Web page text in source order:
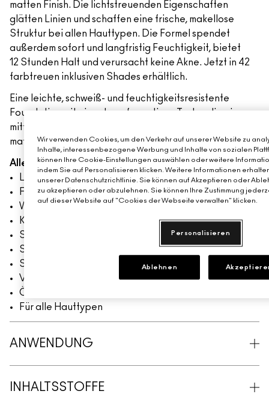
matten Finish. Die lichtstreuenden Eigenschaften
glätten Linien und schaffen eine frische, makellose
Struktur bei allen Hauttypen. Die Formel spendet
außerdem sofort und langfristig Feuchtigkeit, bietet
12 Stunden Halt und verursacht keine Akne. Jetzt in 42
farbtreuen inklusiven Shades erhältlich.
Eine leichte, schweiß- und feuchtigkeitsresistente
Foundation mit einer transformativen Textur, die eine
mittlere, aufbaubare Deckkraft und ein natürliches,
mattes Finish bietet.
Alle Vorteile
Langanhaltend, 12 Stunden
Farbecht, 12 Stunden
Wird nicht cakey
Kein Verblassen
Schweiß- und feuchtigkeitsbeständig
Setzt sich nicht ab
Spendet sofort und langanhaltend Feuchtigkeit.
Verursacht keine Akne
Ölfrei
Für alle Hauttypen
ANWENDUNG
INHALTSSTOFFE
Wir verwenden Cookies, um den Verkehr auf unserer Website zu
Inhalte, interessenbezogene Werbung und Inhalte von sozialen
können Ihre Cookie-Einstellungen auswählen oder weitere
indem Sie auf Personalisieren klicken. Weitere Informationen
unserer Datenschutzrichtlinie. Sie können auf Akzeptieren oder
zu akzeptieren oder abzulehnen. Sie können Ihre Zustimmung
auf dieser Website auf "Cookies der Webseite verwalten" klicken.
Personalisieren
Ablehnen